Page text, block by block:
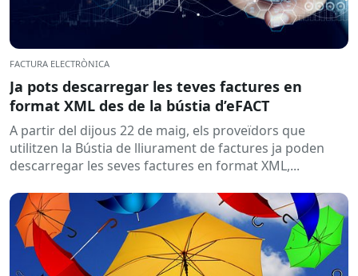
FACTURA ELECTRÒNICA
Ja pots descarregar les teves factures en
format XML des de la bústia d’eFACT
A partir del dijous 22 de maig, els proveïdors que
utilitzen la Bústia de lliurament de factures ja poden
descarregar les seves factures en format XML,...